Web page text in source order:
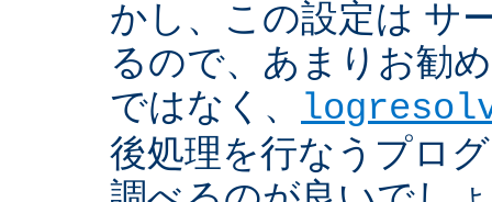
かし、この設定は サ
るので、あまりお勧
ではなく、
後処理を行なうプロ